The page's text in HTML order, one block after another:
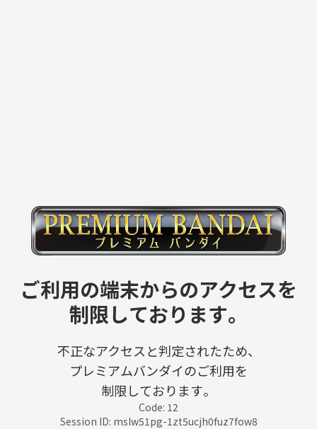
ご利用の端末からのアクセスを
制限しております。
不正なアクセスと判定されたため、
プレミアムバンダイのご利用を
制限しております。
Code: 12
Session ID: mslw51pg-1zt5ucjh0fuz7fow8